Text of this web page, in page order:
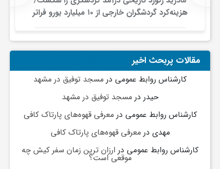
هزینه‌کرد گردشگران خارجی از ۱۰ میلیارد یورو فراتر
رفت
مقالات پربحث اخیر
کارشناس روابط عمومی در مسجد توفیق در مشهد
حیدر درمسجد توفیق در مشهد
کارشناس روابط عمومی درمعرفی قهوه‌های پارتاک کافی
مهدی درمعرفی قهوه‌های پارتاک کافی
کارشناس روابط عمومی در ارزان ترین زمان سفر کیش چه
موقعی است؟